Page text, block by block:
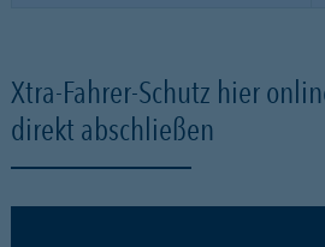
Xtra-Fahrer-Schutz hier
direkt abschließen